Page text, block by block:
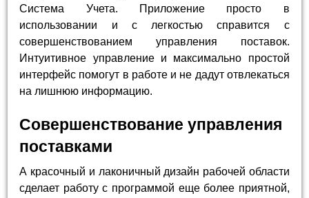
Система Учета. Приложение просто в
использовании и с легкостью справится с
совершенствованием управления поставок.
Интуитивное управление и максимально простой
интерфейс помогут в работе и не дадут отвлекаться
на лишнюю информацию.
Совершенствование управления
поставками
А красочный и лаконичный дизайн рабочей области
сделает работу с программой еще более приятной,